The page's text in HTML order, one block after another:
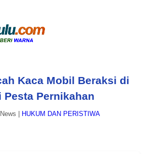
Kaca Mobil Beraksi di
Pesta Pernikahan
News HUKUM DAN PERISTIWA